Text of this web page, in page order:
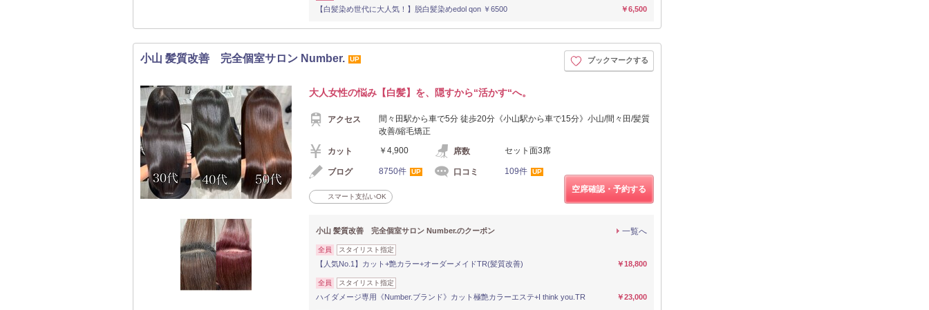
【白髪染め世代に大人気！】脱白髪染めedol qon ￥6500 ￥6,500
小山 髪質改善 完全個室サロン Number. UP ブックマークする
大人女性の悩み【白髪】を、隠すから“活かす“へ。
アクセス
間々田駅から車で5分 徒歩20分《小山駅から車で15分》小山/間々田/髪質
改善/縮毛矯正
カット ￥4,900 席数 セット面3席
ブログ 8750件 UP 口コミ 109件 UP
スマート支払いOK
空席確認・予約する
小山 髪質改善 完全個室サロン Number.のクーポン 一覧へ
全員 スタイリスト指定
【人気No.1】カット+艶カラー+オーダーメイドTR(髪質改善) ￥18,800
全員 スタイリスト指定
ハイダメージ専用《Number.ブランド》カット極艶カラーエステ+I think you.TR ￥23,000